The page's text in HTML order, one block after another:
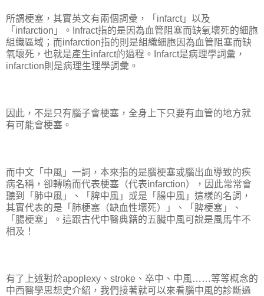
所謂梗塞，其實英文有兩個詞彙，「infarct」以及
「infarction」。Infract指的是因為血管阻塞而缺氧壞死的細胞
組織區域；而infarction指的則是組織細胞因為血管阻塞而缺
氧壞死，也就是產生infarct的過程。Infarct是病理學詞彙，
infarction則是病理生理學詞彙。
因此，不是只有腦子會梗塞，全身上下只要有血管的地方就
有可能會梗塞。
而中文「中風」一詞，本來指的是腦梗塞或腦出血導致的疾
病名稱，卻轉喻而代表梗塞（代表infarction），因此常常會
聽到「肺中風」、「脾中風」或是「腸中風」這樣的名詞，
其實代表的是「肺梗塞（缺血性壞死）」、「脾梗塞」、
「腸梗塞」。這跟古代中醫典籍的五臟中風可說是風馬牛不
相及！
有了上述對於apoplexy、stroke、卒中、中風……等等概念的
中西醫學思想史介紹，我們接著就可以來看腦中風的診斷過